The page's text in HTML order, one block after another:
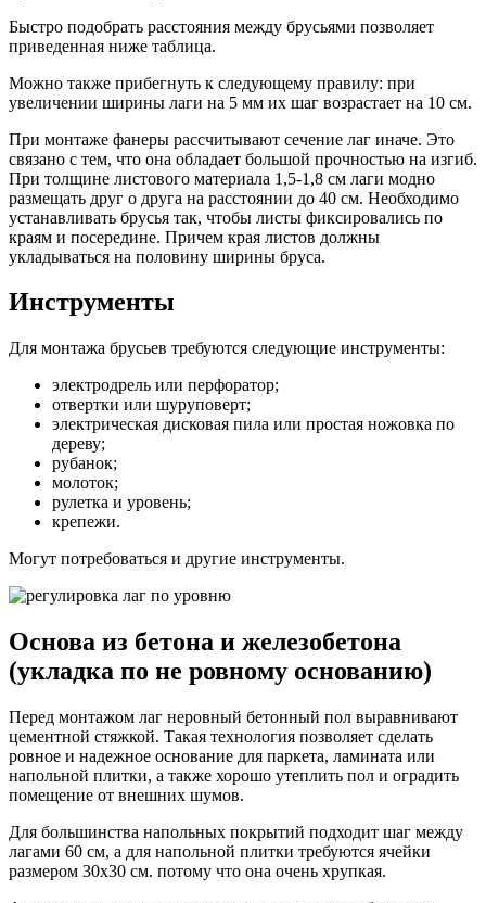
Быстро подобрать расстояния между брусьями позволяет
приведенная ниже таблица.
Можно также прибегнуть к следующему правилу: при
увеличении ширины лаги на 5 мм их шаг возрастает на 10 см.
При монтаже фанеры рассчитывают сечение лаг иначе. Это
связано с тем, что она обладает большой прочностью на изгиб.
При толщине листового материала 1,5-1,8 см лаги модно
размещать друг о друга на расстоянии до 40 см. Необходимо
устанавливать брусья так, чтобы листы фиксировались по
краям и посередине. Причем края листов должны
укладываться на половину ширины бруса.
Инструменты
Для монтажа брусьев требуются следующие инструменты:
электродрель или перфоратор;
отвертки или шуруповерт;
электрическая дисковая пила или простая ножовка по
дереву;
рубанок;
молоток;
рулетка и уровень;
крепежи.
Могут потребоваться и другие инструменты.
Основа из бетона и железобетона
(укладка по не ровному основанию)
Перед монтажом лаг неровный бетонный пол выравнивают
цементной стяжкой. Такая технология позволяет сделать
ровное и надежное основание для паркета, ламината или
напольной плитки, а также хорошо утеплить пол и оградить
помещение от внешних шумов.
Для большинства напольных покрытий подходит шаг между
лагами 60 см, а для напольной плитки требуются ячейки
размером 30х30 см. потому что она очень хрупкая.